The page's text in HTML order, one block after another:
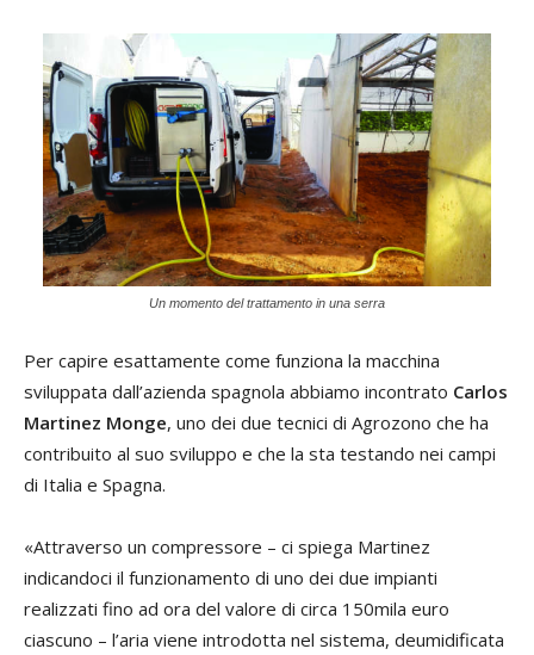
Un momento del trattamento in una serra
Per capire esattamente come funziona la macchina
sviluppata dall’azienda spagnola abbiamo incontrato Carlos
Martinez Monge, uno dei due tecnici di Agrozono che ha
contribuito al suo sviluppo e che la sta testando nei campi
di Italia e Spagna.
«Attraverso un compressore – ci spiega Martinez
indicandoci il funzionamento di uno dei due impianti
realizzati fino ad ora del valore di circa 150mila euro
ciascuno – l’aria viene introdotta nel sistema, deumidificata